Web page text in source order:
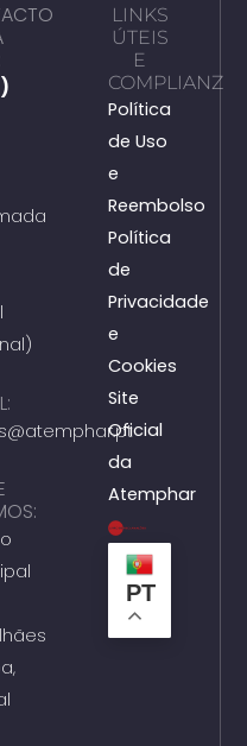
LINKS
ÚTEIS
E
COMPLIANZ
Política
de Uso
e
Reembolso
Política
de
Privacidade
e
Cookies
Site
Oficial
da
Atemphar
PT